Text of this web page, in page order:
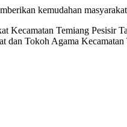
kemudahan
Kecamatan Temiang Pesisir
dan Tokoh Agama